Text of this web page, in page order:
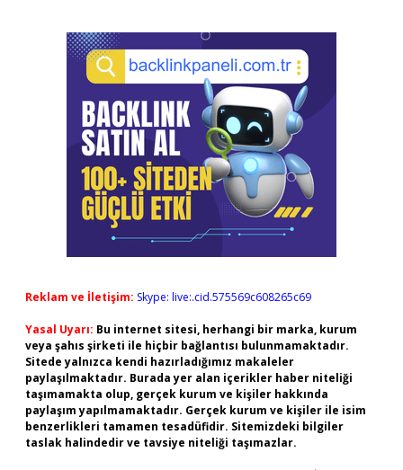
Reklam ve İletişim: Skype: live:.cid.575569c608265c69
Yasal Uyarı: Bu internet sitesi, herhangi bir marka, kurum
veya şahıs şirketi ile hiçbir bağlantısı bulunmamaktadır.
Sitede yalnızca kendi hazırladığımız makaleler
paylaşılmaktadır. Burada yer alan içerikler haber niteliği
taşımamakta olup, gerçek kurum ve kişiler hakkında
paylaşım yapılmamaktadır. Gerçek kurum ve kişiler ile isim
benzerlikleri tamamen tesadüfidir. Sitemizdeki bilgiler
taslak halindedir ve tavsiye niteliği taşımazlar.